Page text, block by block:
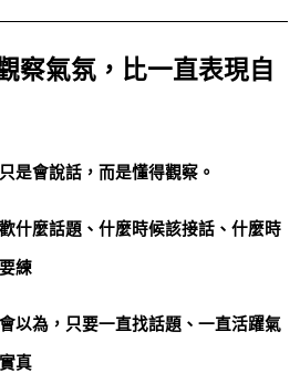
察氣氛，比一直表現自
是會說話，而是懂得觀察。
什麼話題、什麼時候該接話、什麼時
練
以為，只要一直找話題、一直活躍氣
真